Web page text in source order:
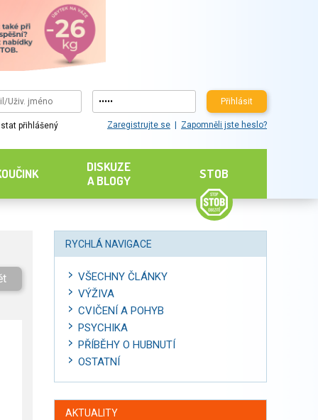
Přihlásit
přihlášený Zaregistrujte se Zapomněli jste heslo?
DISKUZE
A BLOGY
STOB
RYCHLÁ NAVIGACE
VŠECHNY ČLÁNKY
VÝŽIVA
CVIČENÍ A POHYB
PSYCHIKA
PŘÍBĚHY O HUBNUTÍ
OSTATNÍ
AKTUALITY